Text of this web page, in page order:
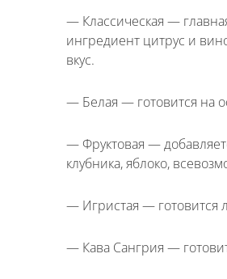
— Классическая —
ингредиент цитрус и
вкус.
— Белая — готовится на
— Фруктовая —
клубника, яблоко,
— Игристая — готовится
— Кава Сангрия —